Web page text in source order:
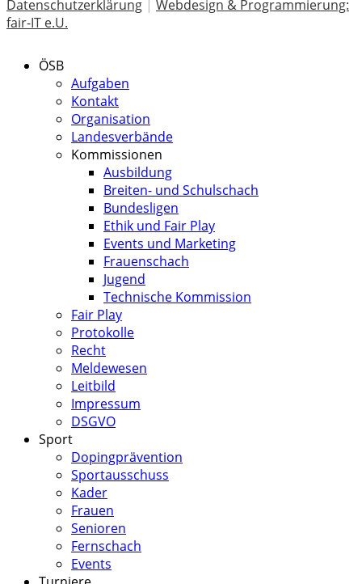
Datenschutzerklärung | Webdesign & Programmierung:
fair-IT e.U.
ÖSB
Aufgaben
Kontakt
Organisation
Landesverbände
Kommissionen
Ausbildung
Breiten- und Schulschach
Bundesligen
Ethik und Fair Play
Events und Marketing
Frauenschach
Jugend
Technische Kommission
Fair Play
Protokolle
Recht
Meldewesen
Leitbild
Impressum
DSGVO
Sport
Dopingprävention
Sportausschuss
Kader
Frauen
Senioren
Fernschach
Events